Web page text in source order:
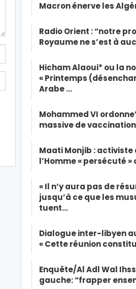
Macron énerve les
Radio Orient : “notre
Royaume ne s’est à
Hicham Alaoui* ou la
« Printemps
Arabe …
Mohammed VI
massive de
Maati Monjib : activiste
l’Homme « persécuté »
« Il n’y aura pas de
jusqu’à ce que les
tuent…
Dialogue inter-libyen
« Cette réunion
Enquête/Al Adl Wal
gauche: “frapper